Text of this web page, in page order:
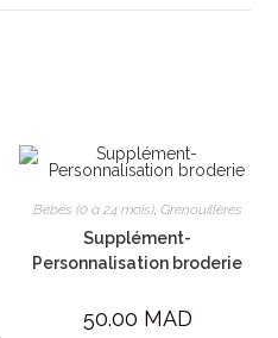
Bébés (0 à 24 mois), Grenouillères
Supplément-
Personnalisation broderie
50.00 MAD